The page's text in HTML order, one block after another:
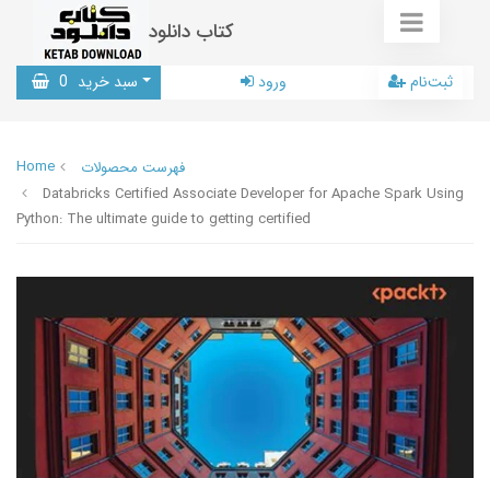
کتاب دانلود
سبد خرید 0 ورود ثبت‌نام
Home
فهرست محصولات
Databricks Certified Associate Developer for Apache Spark Using
Python: The ultimate guide to getting certified